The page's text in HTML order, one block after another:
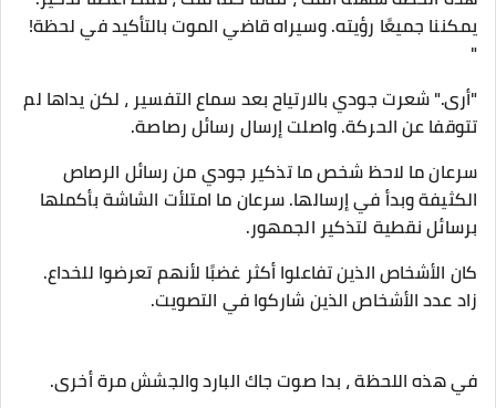
يمكننا جميعًا رؤيته. وسيراه قاضي الموت بالتأكيد في لحظة!
"
"أرى." شعرت جودي بالارتياح بعد سماع التفسير ، لكن يداها لم
تتوقفا عن الحركة. واصلت إرسال رسائل رصاصة.
سرعان ما لاحظ شخص ما تذكير جودي من رسائل الرصاص
الكثيفة وبدأ في إرسالها. سرعان ما امتلأت الشاشة بأكملها
برسائل نقطية لتذكير الجمهور.
كان الأشخاص الذين تفاعلوا أكثر غضبًا لأنهم تعرضوا للخداع.
زاد عدد الأشخاص الذين شاركوا في التصويت.
في هذه اللحظة ، بدا صوت جاك البارد والجشش مرة أخرى.